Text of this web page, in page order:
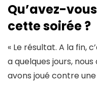
Qu’avez-
cette soirée ?
« Le résultat. A la fin,
a quelques jours,
avons joué contre